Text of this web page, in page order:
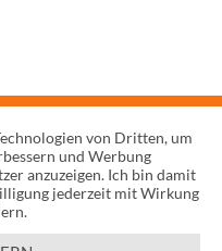
von Dritten, um
und Werbung
anzuzeigen. Ich bin damit
jederzeit mit Wirkung